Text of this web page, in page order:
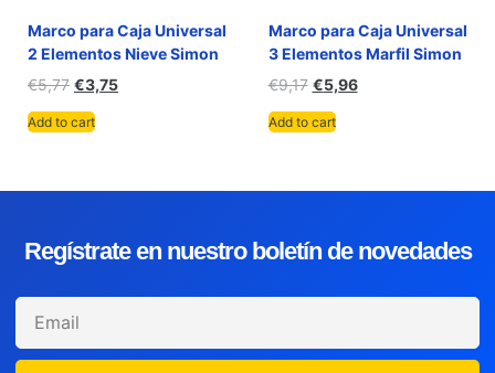
Marco para Caja Universal
2 Elementos Nieve Simon
€5,77 €3,75
Add to cart
Marco para Caja Universal
3 Elementos Marfil Simon
€9,17 €5,96
Add to cart
Regístrate en nuestro boletín de novedades